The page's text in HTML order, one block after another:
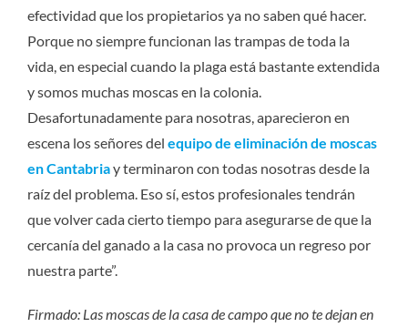
efectividad que los propietarios ya no saben qué hacer.
Porque no siempre funcionan las trampas de toda la
vida, en especial cuando la plaga está bastante extendida
y somos muchas moscas en la colonia.
Desafortunadamente para nosotras, aparecieron en
escena los señores del equipo de eliminación de moscas
en Cantabriay terminaron con todas nosotras desde la
raíz del problema. Eso sí, estos profesionales tendrán
que volver cada cierto tiempo para asegurarse de que la
cercanía del ganado a la casa no provoca un regreso por
nuestra parte”.
Firmado: Las moscas de la casa de campo que no te dejan en